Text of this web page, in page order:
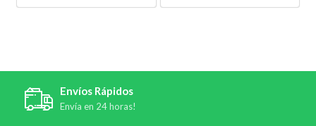
Envíos Rápidos
Envía en 24 horas!